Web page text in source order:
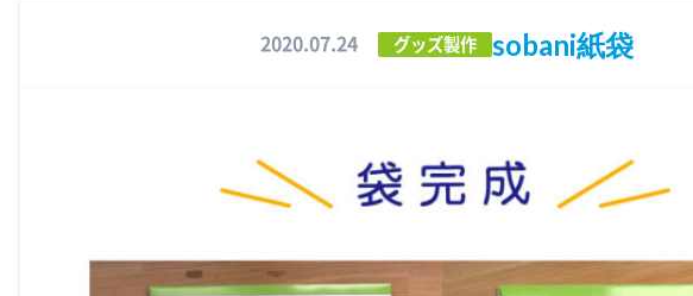
2020.07.24 グッズ製作 sobani紙袋